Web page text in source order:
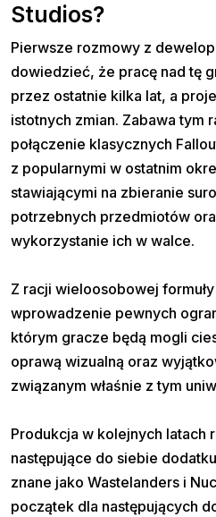
Studios?
Pierwsze rozmowy z
dowiedzieć, że pracę nad tę
przez ostatnie kilka lat, a
istotnych zmian. Zabawa tym
połączenie klasycznych
z popularnymi w ostatnim
stawiającymi na zbieranie
potrzebnych przedmiotów
wykorzystanie ich w walce.
Z racji wieloosobowej
wprowadzenie pewnych
którym gracze będą mogli
oprawą wizualną oraz
związanym właśnie z tym
Produkcja w kolejnych latach
następujące do siebie
znane jako Wastelanders i
początek dla następujących